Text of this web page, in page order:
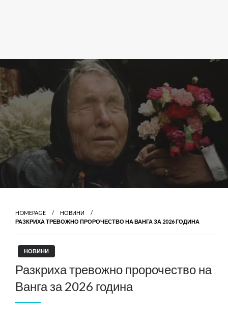
HOMEPAGE
НОВИНИ
РАЗКРИХА ТРЕВОЖНО ПРОРОЧЕСТВО НА ВАНГА ЗА 2026 ГОДИНА
НОВИНИ
Разкриха тревожно пророчество на
Ванга за 2026 година